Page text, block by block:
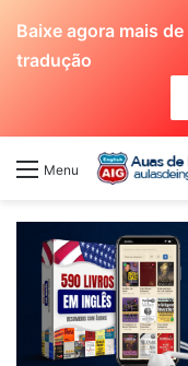
Baixe agora mais de
tradução
Menu